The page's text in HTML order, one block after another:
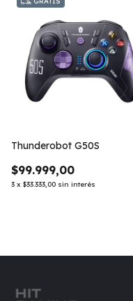
Thunderobot G50S
$99.999,00
3 x $33.333,00 sin interés